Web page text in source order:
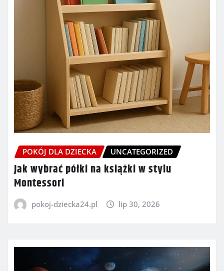
POKÓJ DLA DZIECKA UNCATEGORIZED
Jak wybrać półki na książki w stylu
Montessori
pokoj-dziecka24.pl lip 30, 2026